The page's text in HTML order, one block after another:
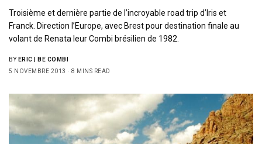
Troisième et dernière partie de l’incroyable road trip d’Iris et
Franck. Direction l’Europe, avec Brest pour destination finale au
volant de Renata leur Combi brésilien de 1982.
BY ERIC | BE COMBI
5 NOVEMBRE 2013
8 MINS READ